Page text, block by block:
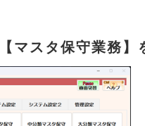
マスタ保守業務